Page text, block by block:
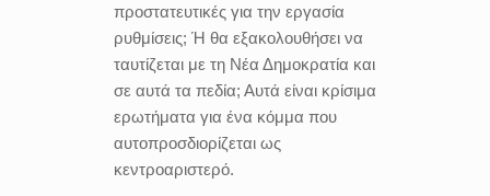
προστατευτικές για την εργασία
ρυθμίσεις; Ή θα εξακολουθήσει να
ταυτίζεται με τη Νέα Δημοκρατία και
σε αυτά τα πεδία; Αυτά είναι κρίσιμα
ερωτήματα για ένα κόμμα που
αυτοπροσδιορίζεται ως
κεντροαριστερό.